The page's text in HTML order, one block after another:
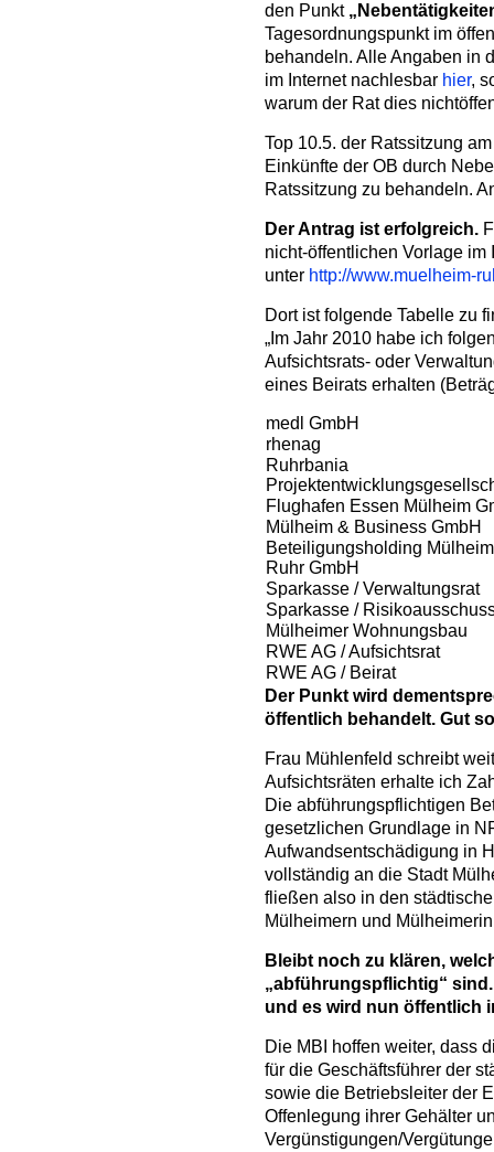
den Punkt
Tagesordnungspunkt im
behandeln. Alle Angaben in
im Internet nachlesbar hier,
warum der Rat dies
Top 10.5. der Ratssitzung
Einkünfte der OB durch
Ratssitzung zu behandeln.
Der Antrag ist erfolgreich.
nicht-öffentlichen Vorlage
unter http://www.muelheim-
Dort ist folgende Tabelle zu
„Im Jahr 2010 habe ich
Aufsichtsrats- oder
eines Beirats erhalten
medl GmbH
rhenag
Ruhrbania
Flughafen Essen Mülheim
Mülheim & Business GmbH
Beteiligungsholding
Ruhr GmbH
Sparkasse / Verwaltungsrat
Sparkasse /
Mülheimer Wohnungsbau
RWE AG / Aufsichtsrat
RWE AG / Beirat
Der Punkt wird
öffentlich behandelt. Gut
Frau Mühlenfeld schreibt
Aufsichtsräten erhalte ich
Die abführungspflichtigen
gesetzlichen Grundlage in
Aufwandsentschädigung in
vollständig an die Stadt
fließen also in den
Mülheimern und
Bleibt noch zu klären,
„abführungspflichtig“
und es wird nun öffentlich
Die MBI hoffen weiter, dass
für die Geschäftsführer der
sowie die Betriebsleiter der
Offenlegung ihrer Gehälter
Vergünstigungen/